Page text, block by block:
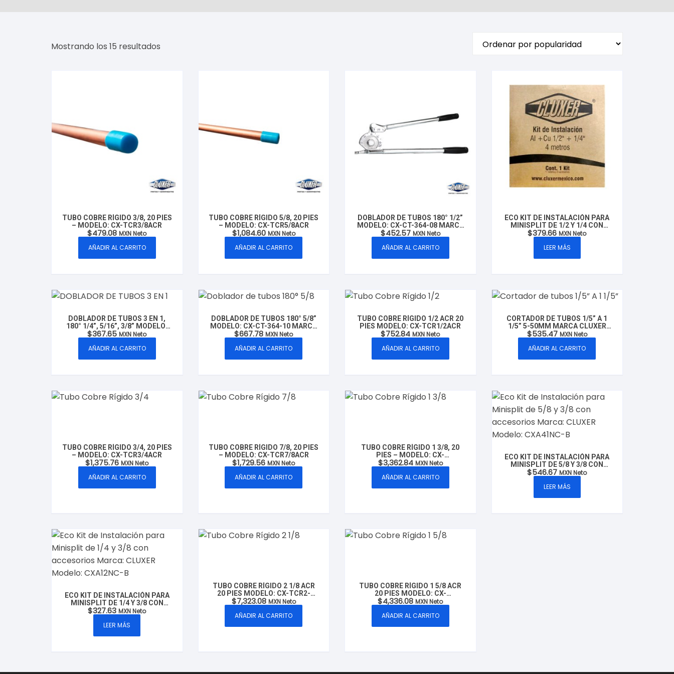
Mostrando los 15 resultados
TUBO COBRE RÍGIDO 3/8, 20 PIES
– MODELO: CX-TCR3/8ACR
$479.08 MXN Neto
AÑADIR AL CARRITO
TUBO COBRE RÍGIDO 5/8, 20 PIES
– MODELO: CX-TCR5/8ACR
$1,084.60 MXN Neto
AÑADIR AL CARRITO
DOBLADOR DE TUBOS 180° 1/2”
MODELO: CX-CT-364-08 MARCA
CLUXER
$452.57 MXN Neto
AÑADIR AL CARRITO
ECO KIT DE INSTALACIÓN PARA
MINISPLIT DE 1/2 Y 1/4 CON
ACCESORIOS MARCA: CLUXER
MODELO: CXA32NC-B
$379.66 MXN Neto
LEER MÁS
DOBLADOR DE TUBOS 3 EN 1,
180° 1/4”, 5/16”, 3/8” MODELO:
CX-CT-N369 MARCA CLUXER
$367.65 MXN Neto
AÑADIR AL CARRITO
DOBLADOR DE TUBOS 180° 5/8”
MODELO: CX-CT-364-10 MARCA
CLUXER
$667.78 MXN Neto
AÑADIR AL CARRITO
TUBO COBRE RÍGIDO 1/2 ACR 20
PIES MODELO: CX-TCR1/2ACR
$752.84 MXN Neto
AÑADIR AL CARRITO
CORTADOR DE TUBOS 1/5” A 1
1/5” 5-50MM MARCA CLUXER
MODELO: CXCT-532
$535.47 MXN Neto
AÑADIR AL CARRITO
TUBO COBRE RÍGIDO 3/4, 20 PIES
– MODELO: CX-TCR3/4ACR
$1,375.76 MXN Neto
AÑADIR AL CARRITO
TUBO COBRE RÍGIDO 7/8, 20 PIES
– MODELO: CX-TCR7/8ACR
$1,729.56 MXN Neto
AÑADIR AL CARRITO
TUBO COBRE RÍGIDO 1 3/8, 20
PIES – MODELO: CX-
TCR13/8ACR
$3,362.84 MXN Neto
AÑADIR AL CARRITO
ECO KIT DE INSTALACIÓN PARA
MINISPLIT DE 5/8 Y 3/8 CON
ACCESORIOS MARCA: CLUXER
MODELO: CXA41NC-B
$546.67 MXN Neto
LEER MÁS
ECO KIT DE INSTALACIÓN PARA
MINISPLIT DE 1/4 Y 3/8 CON
ACCESORIOS MARCA: CLUXER
MODELO: CXA12NC-B
$327.63 MXN Neto
LEER MÁS
TUBO COBRE RÍGIDO 2 1/8 ACR
20 PIES MODELO: CX-TCR2-
1/8ACR
$7,323.08 MXN Neto
AÑADIR AL CARRITO
TUBO COBRE RÍGIDO 1 5/8 ACR
20 PIES MODELO: CX-
TCR15/8ACR
$4,336.08 MXN Neto
AÑADIR AL CARRITO